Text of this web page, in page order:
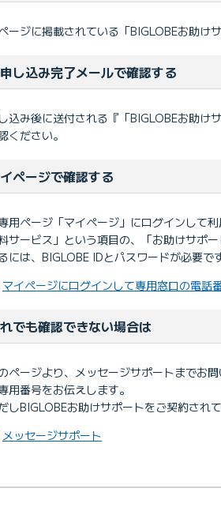
ージに掲載されている「BIGLOBEお助け
し込み完了メールで確認する
込み後に送付される『「BIGLOBEお助け
ください。
ページで確認する
用ページ「マイページ」にログインして
サービス」という項目の、「お助けサポ
には、BIGLOBE IDとパスワードが必要です
マイページにログインして専用窓口の電話
でも確認できない場合は
ページより、メッセージサポートまでお
用番号をお伝えします。
だしBIGLOBEお助けサポートをご契約され
メッセージサポート